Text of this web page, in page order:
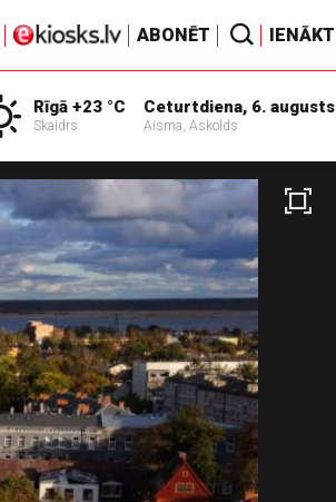
ABONĒT IENĀKT
Rīgā +23 °C
Skaidrs
Ceturtdiena, 6. augusts
Aisma, Askolds